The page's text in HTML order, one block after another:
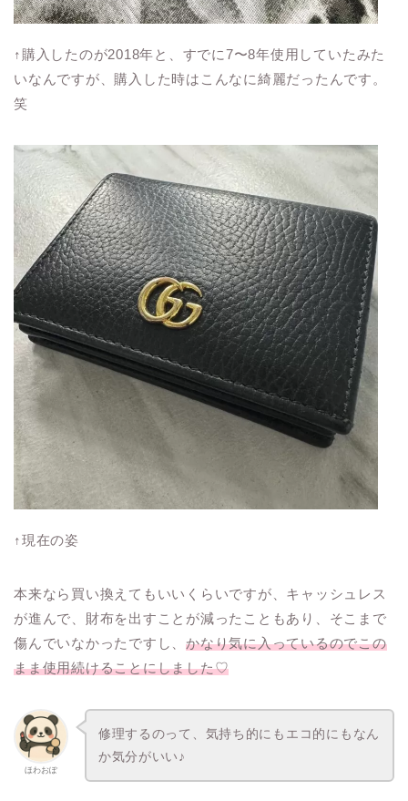
↑購入したのが2018年と、すでに7〜8年使用していたみた
いなんですが、購入した時はこんなに綺麗だったんです。
笑
↑現在の姿
本来なら買い換えてもいいくらいですが、キャッシュレス
が進んで、財布を出すことが減ったこともあり、そこまで
傷んでいなかったですし、かなり気に入っているのでこの
まま使用続けることにしました♡
ほわおぽ
修理するのって、気持ち的にもエコ的にもなん
か気分がいい♪